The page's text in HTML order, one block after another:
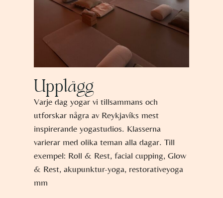
Upplägg
Varje dag yogar vi tillsammans och
utforskar några av Reykjavíks mest
inspirerande yogastudios. Klasserna
varierar med olika teman alla dagar. Till
exempel: Roll & Rest, facial cupping, Glow
& Rest, akupunktur-yoga, restorativeyoga
mm